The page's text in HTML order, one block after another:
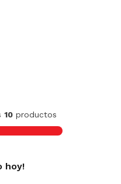
10productos
hoy!